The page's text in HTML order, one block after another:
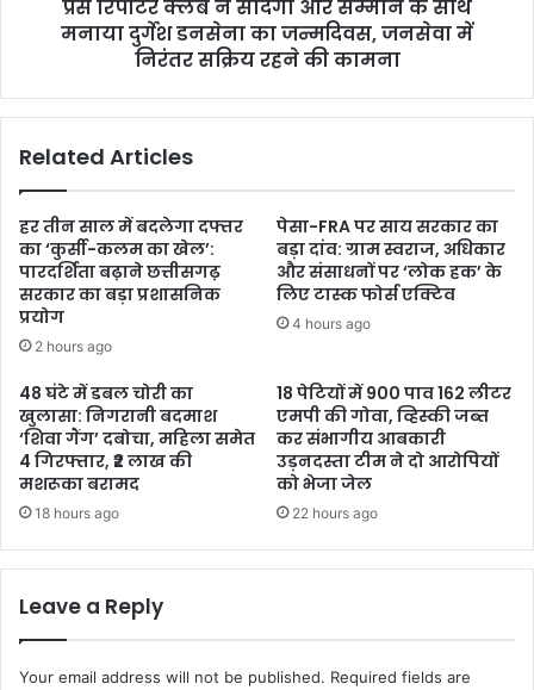
प्रेस रिपोर्टर क्लब ने सादगी और सम्मान के साथ
मनाया दुर्गेश डनसेना का जन्मदिवस, जनसेवा में
निरंतर सक्रिय रहने की कामना
Related Articles
हर तीन साल में बदलेगा दफ्तर
का ‘कुर्सी-कलम का खेल’:
पारदर्शिता बढ़ाने छत्तीसगढ़
सरकार का बड़ा प्रशासनिक
प्रयोग
2 hours ago
पेसा-FRA पर साय सरकार का
बड़ा दांव: ग्राम स्वराज, अधिकार
और संसाधनों पर ‘लोक हक’ के
लिए टास्क फोर्स एक्टिव
4 hours ago
48 घंटे में डबल चोरी का
खुलासा: निगरानी बदमाश
‘शिवा गैंग’ दबोचा, महिला समेत
4 गिरफ्तार, ₹2 लाख की
मशरूका बरामद
18 hours ago
18 पेटियों में 900 पाव 162 लीटर
एमपी की गोवा, व्हिस्की जब्त
कर संभागीय आबकारी
उड़नदस्ता टीम ने दो आरोपियों
को भेजा जेल
22 hours ago
Leave a Reply
Your email address will not be published. Required fields are